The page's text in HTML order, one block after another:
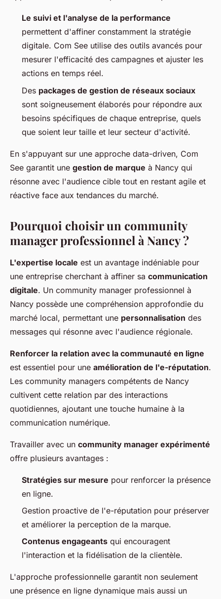
Le suivi et l'analyse de la performance
permettent d'affiner constamment la stratégie
digitale. Com See utilise des outils avancés pour
mesurer l'efficacité des campagnes et ajuster les
actions en temps réel.
Des packages de gestion de réseaux sociaux
sont soigneusement élaborés pour répondre aux
besoins spécifiques de chaque entreprise, quels
que soient leur taille et leur secteur d'activité.
En s'appuyant sur une approche data-driven, Com
See garantit une gestion de marque à Nancy qui
résonne avec l'audience cible tout en restant agile et
réactive face aux tendances du marché.
Pourquoi choisir un community
manager professionnel à Nancy ?
L'expertise locale est un avantage indéniable pour
une entreprise cherchant à affiner sa communication
digitale. Un community manager professionnel à
Nancy possède une compréhension approfondie du
marché local, permettant une personnalisation des
messages qui résonne avec l'audience régionale.
Renforcer la relation avec la communauté en ligne
est essentiel pour une amélioration de l'e-réputation.
Les community managers compétents de Nancy
cultivent cette relation par des interactions
quotidiennes, ajoutant une touche humaine à la
communication numérique.
Travailler avec un community manager expérimenté
offre plusieurs avantages :
Stratégies sur mesure pour renforcer la présence
en ligne.
Gestion proactive de l'e-réputation pour préserver
et améliorer la perception de la marque.
Contenus engageants qui encouragent
l'interaction et la fidélisation de la clientèle.
L'approche professionnelle garantit non seulement
une présence en ligne dynamique mais aussi un